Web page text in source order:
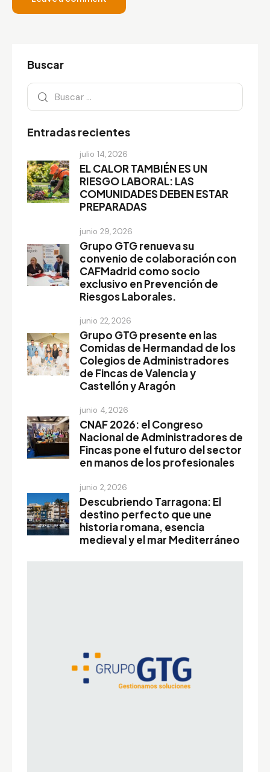
Buscar
Buscar:
Entradas recientes
julio 14, 2026
EL CALOR TAMBIÉN ES UN
RIESGO LABORAL: LAS
COMUNIDADES DEBEN ESTAR
PREPARADAS
junio 29, 2026
Grupo GTG renueva su
convenio de colaboración con
CAFMadrid como socio
exclusivo en Prevención de
Riesgos Laborales.
junio 22, 2026
Grupo GTG presente en las
Comidas de Hermandad de los
Colegios de Administradores
de Fincas de Valencia y
Castellón y Aragón
junio 4, 2026
CNAF 2026: el Congreso
Nacional de Administradores de
Fincas pone el futuro del sector
en manos de los profesionales
junio 2, 2026
Descubriendo Tarragona: El
destino perfecto que une
historia romana, esencia
medieval y el mar Mediterráneo